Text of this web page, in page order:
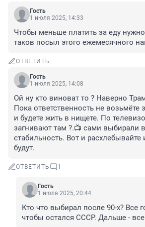
Гость
1 июля 2025, 14:33
Чтобы меньше платить за еду
таков посыл этого ежемесячного
ОТВЕТИТЬ
Гость
1 июля 2025, 14:08
Ой ну кто виноват то ? Наверно
Пока ответственность не возьмёте
и будете жить в нищете. По
загнивают там ?.📺 сами выбирали
стабильность. Вот и расхлебывайте
будут.
ОТВЕТИТЬ 1
Гость
1 июля 2025, 20:44
Кто что выбирал после 90-х? Все
чтобы остался СССР. Дальше -